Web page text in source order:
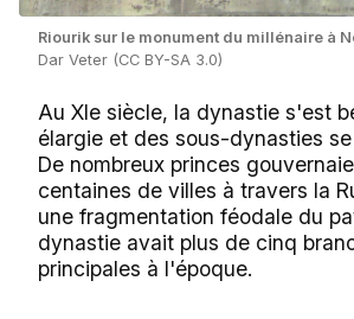
Riourik sur le monument du millénaire à
Dar Veter (CC BY-SA 3.0)
Au XIe siècle, la dynastie s'est
élargie et des sous-dynasties
De nombreux princes
centaines de villes à travers la
une fragmentation féodale du
dynastie avait plus de cinq
principales à l'époque.